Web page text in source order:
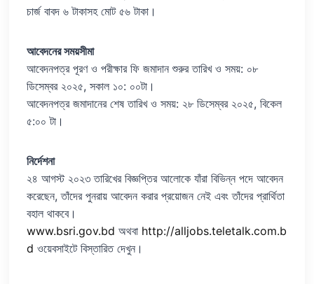
চার্জ বাবদ ৬ টাকাসহ মোট ৫৬ টাকা।
আবেদনের সময়সীমা
আবেদনপত্র পূরণ ও পরীক্ষার ফি জমাদান শুরুর তারিখ ও সময়: ০৮
ডিসেম্বর ২০২৫, সকাল ১০: ০০টা।
আবেদনপত্র জমাদানের শেষ তারিখ ও সময়: ২৮ ডিসেম্বর ২০২৫, বিকেল
৫:০০ টা।
নির্দেশনা
২৪ আগস্ট ২০২৩ তারিখের বিজ্ঞপ্তির আলোকে যাঁরা বিভিন্ন পদে আবেদন
করেছেন, তাঁদের পুনরায় আবেদন করার প্রয়োজন নেই এবং তাঁদের প্রার্থিতা
বহাল থাকবে।
www.bsri.gov.bd অথবা http://alljobs.teletalk.com.b
d ওয়েবসাইটে বিস্তারিত দেখুন।